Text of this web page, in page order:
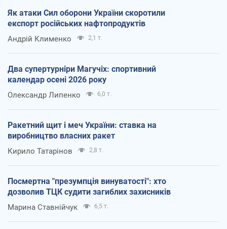
Як атаки Сил оборони України скоротили
експорт російських нафтопродуктів
Андрій Клименко 2,1 т.
Два супертурніри Магучіх: спортивний
календар осені 2026 року
Олександр Липенко 6,0 т.
Ракетний щит і меч України: ставка на
виробництво власних ракет
Кирило Татарінов 2,8 т.
Посмертна "презумпція винуватості": хто
дозволив ТЦК судити загиблих захисників
Марина Ставнійчук 6,5 т.